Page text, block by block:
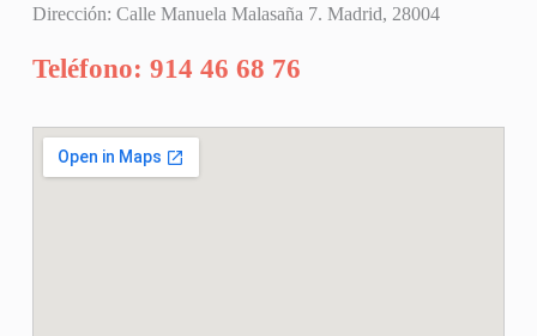
Dirección: Calle Manuela Malasaña 7. Madrid, 28004
Teléfono: 914 46 68 76